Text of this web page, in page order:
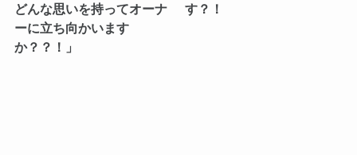
どんな思いを持ってオーナ
ーに立ち向かいます
か？？！」
す？！